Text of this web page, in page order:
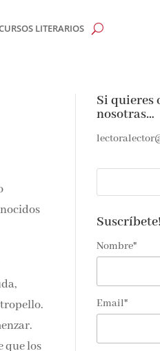
LITERARIOS
que los
Si quieres
nosotras…
Suscríbete!
Nombre*
Email*